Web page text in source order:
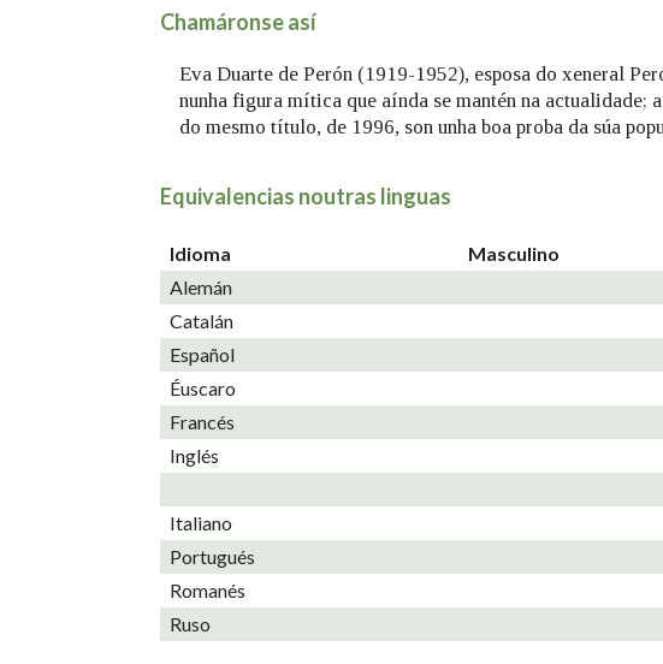
Chamáronse así
Eva Duarte de Perón (1919-1952), esposa do xeneral
nunha figura mítica que aínda se mantén na actualidade;
do mesmo título, de 1996, son unha boa proba da súa
Equivalencias noutras linguas
Idioma Masculino
Alemán
Catalán
Español
Éuscaro
Francés
Inglés
Italiano
Portugués
Romanés
Ruso